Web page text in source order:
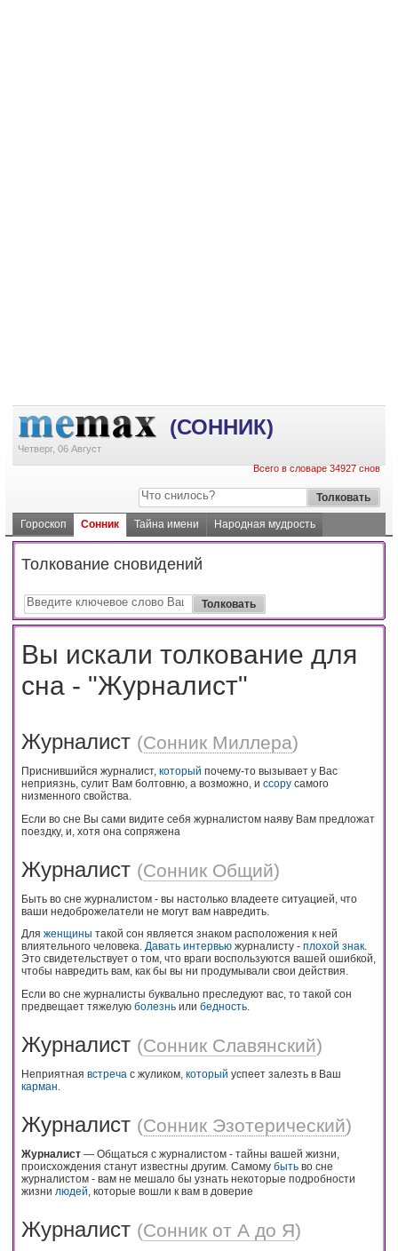
(СОННИК)
Четверг, 06 Август
Всего в словаре 34927 снов
Гороскоп Сонник Тайна имени Народная мудрость
Толкование сновидений
Вы искали толкование для
сна - "Журналист"
Журналист (Сонник Миллера)
Приснившийся журналист, который почему-то вызывает у Вас
неприязнь, сулит Вам болтовню, а возможно, и ссору самого
низменного свойства.
Если во сне Вы сами видите себя журналистом наяву Вам предложат
поездку, и, хотя она сопряжена
Журналист (Сонник Общий)
Быть во сне журналистом - вы настолько владеете ситуацией, что
ваши недоброжелатели не могут вам навредить.
Для женщины такой сон является знаком расположения к ней
влиятельного человека. Давать интервью журналисту - плохой знак.
Это свидетельствует о том, что враги воспользуются вашей ошибкой,
чтобы навредить вам, как бы вы ни продумывали свои действия.
Если во сне журналисты буквально преследуют вас, то такой сон
предвещает тяжелую болезнь или бедность.
Журналист (Сонник Славянский)
Неприятная встреча с жуликом, который успеет залезть в Ваш
карман.
Журналист (Сонник Эзотерический)
Журналист — Общаться с журналистом - тайны вашей жизни,
происхождения станут известны другим. Самому быть во сне
журналистом - вам не мешало бы узнать некоторые подробности
жизни людей, которые вошли к вам в доверие
Журналист (Сонник от А до Я)